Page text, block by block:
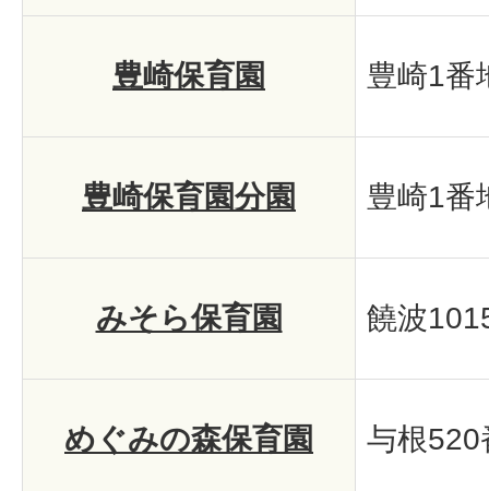
豊崎保育園 豊崎1番
豊崎保育園分園 豊崎1番
みそら保育園 饒波
めぐみの森保育園 与根520